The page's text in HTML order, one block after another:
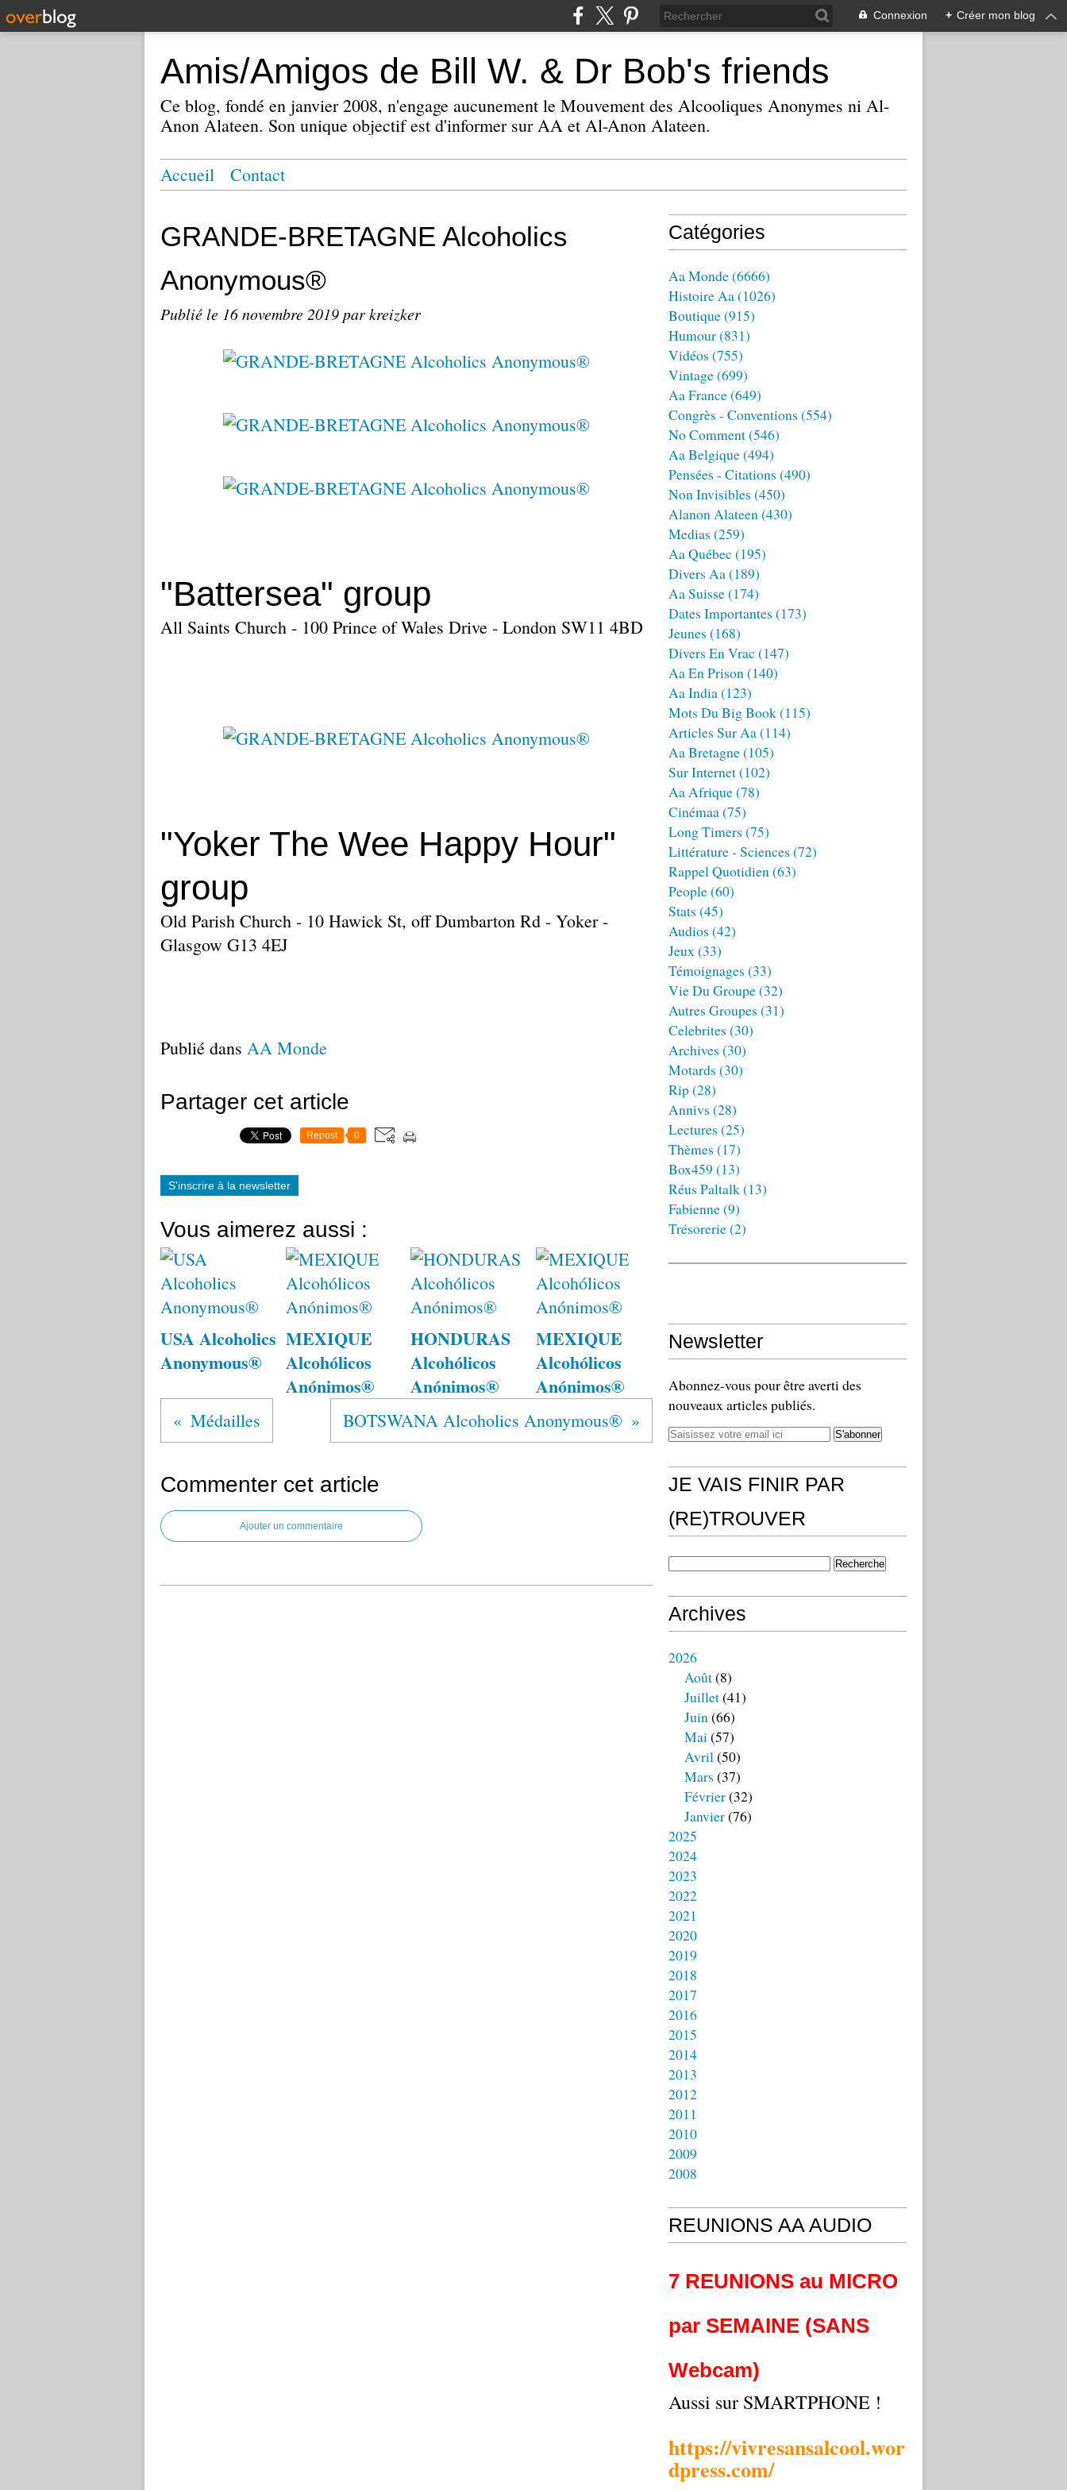
Connexion + Créer mon blog
Amis/Amigos de Bill W. & Dr Bob's friends
Ce blog, fondé en janvier 2008, n'engage aucunement le Mouvement des Alcooliques Anonymes ni Al-
Anon Alateen. Son unique objectif est d'informer sur AA et Al-Anon Alateen.
Accueil Contact
GRANDE-BRETAGNE Alcoholics
Anonymous®
Publié le 16 novembre 2019par kreizker
"Battersea" group
All Saints Church - 100 Prince of Wales Drive - London SW11 4BD
"Yoker The Wee Happy Hour"
group
Old Parish Church - 10 Hawick St, off Dumbarton Rd - Yoker -
Glasgow G13 4EJ
Publié dans AA Monde
Partager cet article
Repost 0
S'inscrire à la newsletter
Vous aimerez aussi :
USA Alcoholics
Anonymous®
MEXIQUE
Alcohólicos
Anónimos®
HONDURAS
Alcohólicos
Anónimos®
MEXIQUE
Alcohólicos
Anónimos®
Médailles BOTSWANA Alcoholics Anonymous®
Commenter cet article
Ajouter un commentaire
Catégories
Aa Monde(6666)
Histoire Aa(1026)
Boutique(915)
Humour(831)
Vidéos (755)
Vintage(699)
Aa France(649)
Congrès - Conventions (554)
No Comment(546)
Aa Belgique(494)
Pensées - Citations (490)
Non Invisibles (450)
Alanon Alateen(430)
Medias (259)
Aa Québec (195)
Divers Aa(189)
Aa Suisse(174)
Dates Importantes (173)
Jeunes (168)
Divers En Vrac (147)
Aa En Prison(140)
Aa India(123)
Mots Du Big Book(115)
Articles Sur Aa(114)
Aa Bretagne(105)
Sur Internet(102)
Aa Afrique(78)
Cinémaa(75)
Long Timers (75)
Littérature - Sciences (72)
Rappel Quotidien(63)
People(60)
Stats (45)
Audios (42)
Jeux(33)
Témoignages (33)
Vie Du Groupe(32)
Autres Groupes (31)
Celebrites (30)
Archives (30)
Motards (30)
Rip(28)
Annivs (28)
Lectures (25)
Thèmes (17)
Box459 (13)
Réus Paltalk(13)
Fabienne(9)
Trésorerie(2)
Newsletter
Abonnez-vous pour être averti des
nouveaux articles publiés.
JE VAIS FINIR PAR
(RE)TROUVER
Archives
2026
Août(8)
Juillet(41)
Juin(66)
Mai(57)
Avril(50)
Mars (37)
Février(32)
Janvier(76)
2025
2024
2023
2022
2021
2020
2019
2018
2017
2016
2015
2014
2013
2012
2011
2010
2009
2008
REUNIONS AA AUDIO
7 REUNIONS au MICRO
par SEMAINE (SANS
Webcam)
Aussi sur SMARTPHONE !
https://vivresansalcool.wor
dpress.com/